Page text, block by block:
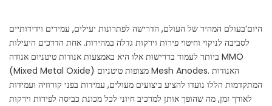
היום’בעולם המהיר של העולם, הדרישה לפתרונות יעילים, עמידים וידידותיים
לסביבה לניקוי וחיטוי פירות וירקות גדלה במהירות. אחת הדרכים היעילות
ביותר לעמוד בדרישות אלו היא באמצעות אנודות טיטניום אנודה MMO ​​
(Mixed Metal Oxide) מצופות טיטניום Mesh Anodes. האנודות
המתקדמות הללו נועדו להציע ביצועים מעולים, עמידות בפני קורוזיה ועמידות
לאורך זמן, מה שהופך אותן למרכיב חיוני לכל מכונת כביסה לפירות וירקות